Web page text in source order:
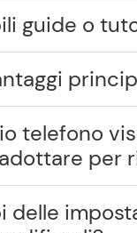
guide o
telefono
per
delle